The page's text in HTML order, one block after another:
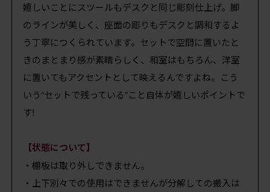
嬉しいことにスツールもデスクと同じ彫刻仕上げ。脚
のラインが美しく、座面の彫りもデスクと調和するよ
う丁寧につくられています。セットで空間に置いたと
きのまとまり感が素晴らしく、和室はもちろん、洋室
に置いてもアクセントとして映えるんですよね。こう
いう“セットで残っている”こと自体が嬉しいポイントで
す!
【状態について】
・棚板は取り外しできません。
・上下別々での使用はできませんが分解しての搬入は